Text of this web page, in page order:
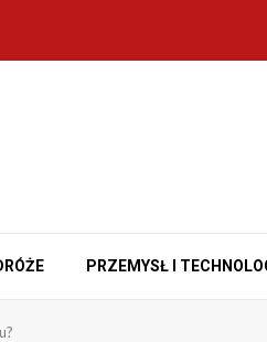
PRZEMYSŁ I